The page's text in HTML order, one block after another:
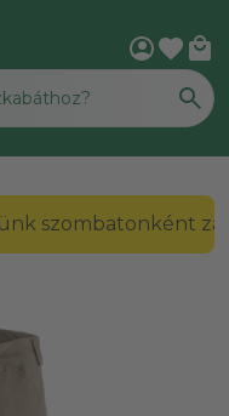
account_circlefavorite local_mall
ig üzletünk